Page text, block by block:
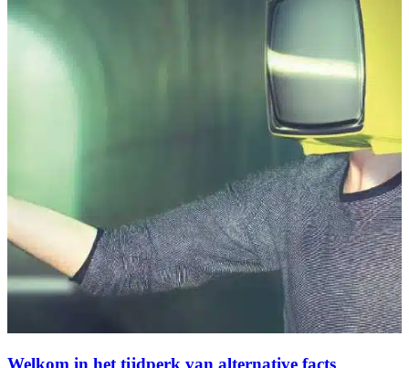
Welkom in het tijdperk van alternative facts